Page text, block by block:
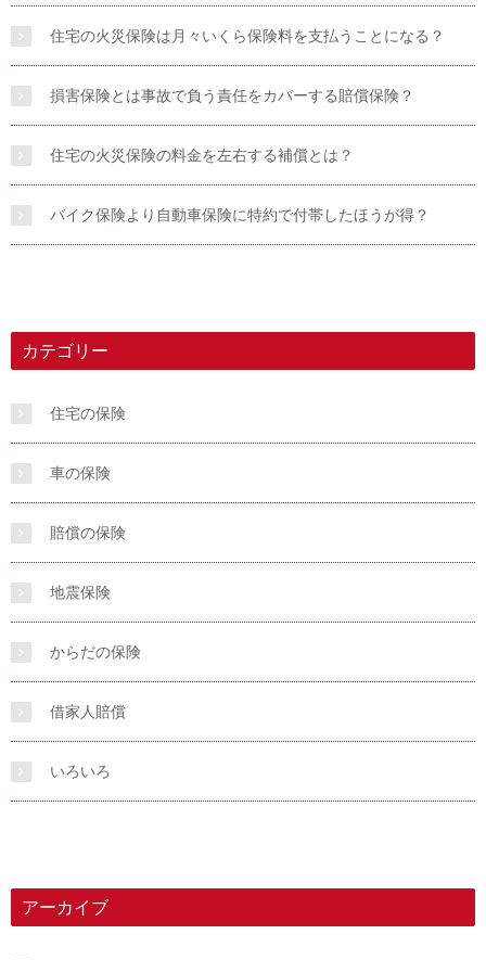
住宅の火災保険は月々いくら保険料を支払うことになる？
損害保険とは事故で負う責任をカバーする賠償保険？
住宅の火災保険の料金を左右する補償とは？
バイク保険より自動車保険に特約で付帯したほうが得？
カテゴリー
住宅の保険
車の保険
賠償の保険
地震保険
からだの保険
借家人賠償
いろいろ
アーカイブ